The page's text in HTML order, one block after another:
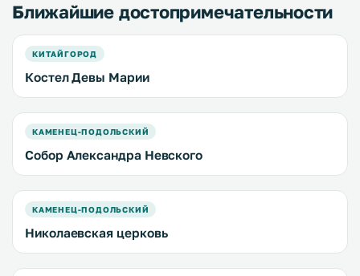
Ближайшие достопримечательности
КИТАЙГОРОД
Костел Девы Марии
КАМЕНЕЦ-ПОДОЛЬСКИЙ
Собор Александра Невского
КАМЕНЕЦ-ПОДОЛЬСКИЙ
Николаевская церковь